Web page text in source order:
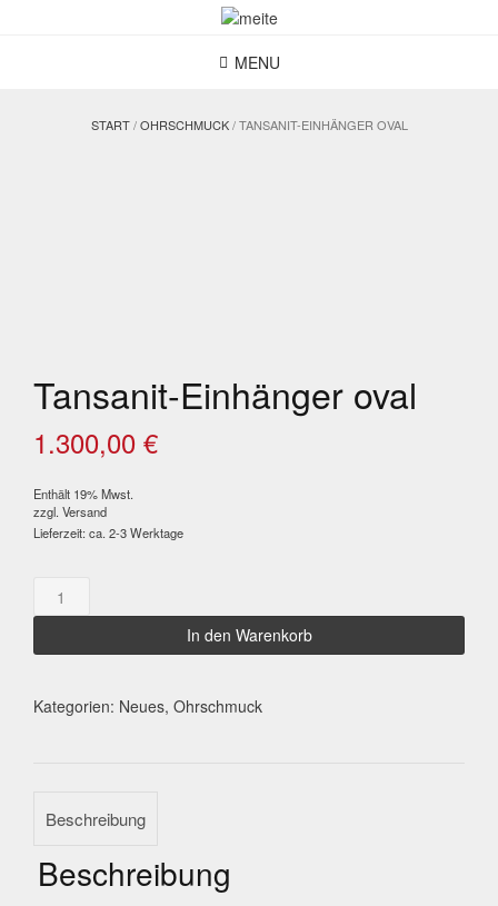
MENU
START/OHRSCHMUCK/ TANSANIT-EINHÄNGER OVAL
Tansanit-Einhänger oval
1.300,00 €
Enthält 19% Mwst.
zzgl. Versand
Lieferzeit: ca. 2-3 Werktage
Tansanit-
Einhänger
Menge
In den Warenkorb
Kategorien: Neues, Ohrschmuck
Beschreibung
Beschreibung